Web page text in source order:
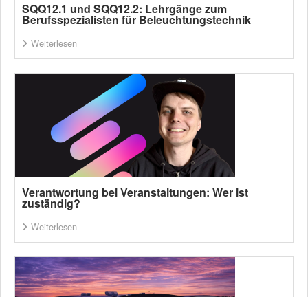
SQQ12.1 und SQQ12.2: Lehrgänge zum
Berufsspezialisten für Beleuchtungstechnik
Weiterlesen
Verantwortung bei Veranstaltungen: Wer ist
zuständig?
Weiterlesen